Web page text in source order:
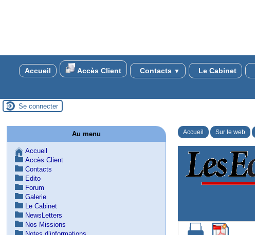
Accueil Accès Client Contacts ▼ Le Cabinet
Se connecter
Accueil Sur le web
Au menu
Accueil
Accès Client
Contacts
Edito
Forum
Galerie
Le Cabinet
NewsLetters
Nos Missions